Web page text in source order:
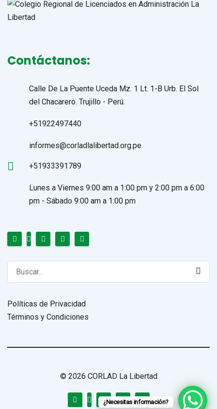
Contáctanos:
Calle De La Puente Uceda Mz. 1 Lt. 1-B Urb. El Sol
del Chacarero. Trujillo - Perú.
+51922497440
informes@corladlalibertad.org.pe
+51933391789
Lunes a Viernes 9:00 am a 1:00 pm y 2:00 pm a 6:00
pm - Sábado 9:00 am a 1:00 pm
Search
for:
Políticas de Privacidad
Términos y Condiciones
© 2026 CORLAD La Libertad
¿Necesitas información?